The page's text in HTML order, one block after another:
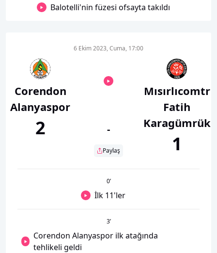
Balotelli'nin füzesi ofsayta takıldı
Corendon
Alanyaspor
2
6 Ekim 2023, Cuma, 17:00
-
Paylaş
Mısırlıcomtr
Fatih
Karagümrük
1
0’
İlk 11'ler
3’
Corendon Alanyaspor ilk atağında
tehlikeli geldi